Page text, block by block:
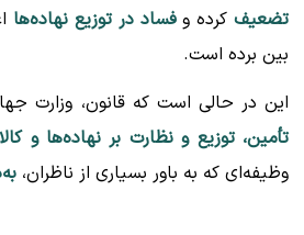
تضعیفکرده وفساد در توزیع نهاده‌ها
بین برده است.
این در حالی است که قانون، وزارت
تأمین، توزیع و نظارت بر نهاده‌ها و
وظیفه‌ای که به باور بسیاری از ناظران،